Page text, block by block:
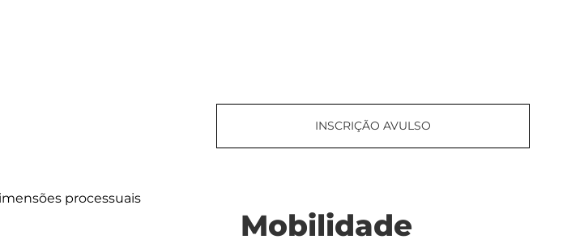
processuais
INSCRIÇÃO AVULSO
Mobilidade